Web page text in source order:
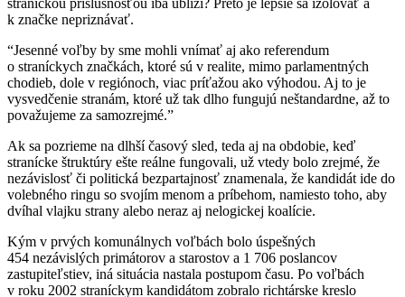
straníckou príslušnosťou iba ublíži? Preto je lepšie sa izolovať a
k značke nepriznávať.
Jesenné voľby by sme mohli vnímať aj ako referendum
o straníckych značkách, ktoré sú v realite, mimo parlamentných
chodieb, dole v regiónoch, viac príťažou ako výhodou. Aj to je
vysvedčenie stranám, ktoré už tak dlho fungujú neštandardne, až to
považujeme za samozrejmé.
Ak sa pozrieme na dlhší časový sled, teda aj na obdobie, keď
stranícke štruktúry ešte reálne fungovali, už vtedy bolo zrejmé, že
nezávislosť či politická bezpartajnosť znamenala, že kandidát ide do
volebného ringu so svojím menom a príbehom, namiesto toho, aby
dvíhal vlajku strany alebo neraz aj nelogickej koalície.
Kým v prvých komunálnych voľbách bolo úspešných
454 nezávislých primátorov a starostov a 1 706 poslancov
zastupiteľstiev, iná situácia nastala postupom času. Po voľbách
v roku 2002 straníckym kandidátom zobralo richtárske kreslo